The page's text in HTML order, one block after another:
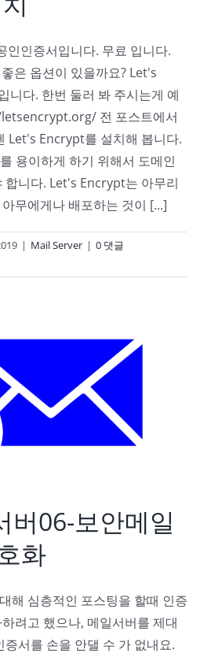
인인증서입니다. 무료 입니다.
은 옵션이 있을까요? Let's
니다. 한번 둘러 봐 주시는게 예
전 포스트에서
Let's Encrypt를 설치해 봅니다.
용이하게 하기 위해서 도메인
합니다. Let's Encrypt는 아무리
무에게나 배포하는 것이 [...]
| Mail Server | 0 댓글
버06-보안메일
화
해 심층적인 포스팅을 할때 인증
려고 했으나, 메일서버를 제대
서를 손을 안댈 수 가 없내요.